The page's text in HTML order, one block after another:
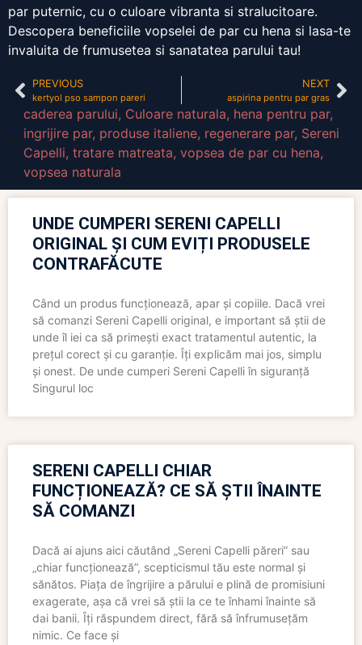
par puternic, cu o culoare vibranta si stralucitoare.
Descopera beneficiile vopselei de par cu hena si lasa-te
invaluita de frumusetea si sanatatea parului tau!
PREVIOUS
kertyol pso sampon pareri
NEXT
aspirina pentru par gras
caderea parului, Culoare naturala, hena pentru par,
ingrijire par, produse italiene, regenerare par, Sereni
Capelli, tratare matreata, vopsea de par cu hena,
vopsea naturala
UNDE CUMPERI SERENI CAPELLI
ORIGINAL ȘI CUM EVIȚI PRODUSELE
CONTRAFĂCUTE
Când un produs funcționează, apar și copiile. Dacă vrei
să comanzi Sereni Capelli original, e important să știi de
unde îl iei ca să primești exact tratamentul autentic, la
prețul corect și cu garanție. Îți explicăm mai jos, simplu
și onest. De unde cumperi Sereni Capelli în siguranță
Singurul loc
SERENI CAPELLI CHIAR
FUNCȚIONEAZĂ? CE SĂ ȘTII ÎNAINTE
SĂ COMANZI
Dacă ai ajuns aici căutând „Sereni Capelli păreri” sau
„chiar funcționează”, scepticismul tău este normal și
sănătos. Piața de îngrijire a părului e plină de promisiuni
exagerate, așa că vrei să știi la ce te înhami înainte să
dai banii. Îți răspundem direct, fără să înfrumusețăm
nimic. Ce face și